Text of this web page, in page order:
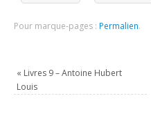
Pour marque-pages : Permalien.
« Livres 9 – Antoine Hubert
Louis